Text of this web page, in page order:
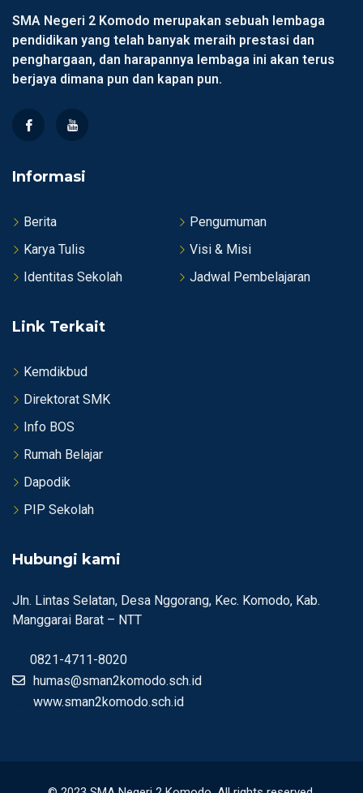
SMA Negeri 2 Komodo merupakan sebuah lembaga
pendidikan yang telah banyak meraih prestasi dan
penghargaan, dan harapannya lembaga ini akan terus
berjaya dimana pun dan kapan pun.
Informasi
Berita
Pengumuman
Karya Tulis
Visi & Misi
Identitas Sekolah
Jadwal Pembelajaran
Link Terkait
Kemdikbud
Direktorat SMK
Info BOS
Rumah Belajar
Dapodik
PIP Sekolah
Hubungi kami
Jln. Lintas Selatan, Desa Nggorang, Kec. Komodo, Kab.
Manggarai Barat – NTT
0821-4711-8020
humas@sman2komodo.sch.id
www.sman2komodo.sch.id